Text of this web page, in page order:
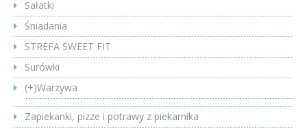
Sałatki
Śniadania
STREFA SWEET FIT
Surówki
(+)Warzywa
Zapiekanki, pizze i potrawy z piekarnika